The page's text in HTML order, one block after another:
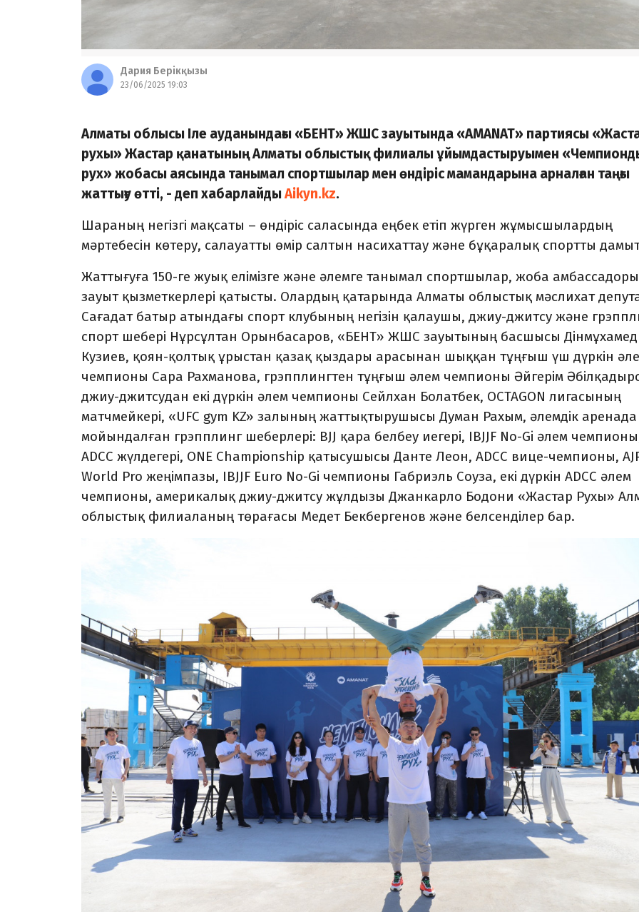
Дария Берікқызы
23/06/2025 19:03
Алматы облысы Іле ауданындағы «БЕНТ» ЖШС зауытында «AMANAT» партиясы
рухы» Жастар қанатының Алматы облыстық филиалы ұйымдастыруымен
рух» жобасы аясында танымал спортшылар мен өндіріс мамандарына арналған таңғы
жаттығу өтті, - деп хабарлайдыAikyn.kz.
Шараның негізгі мақсаты – өндіріс саласында еңбек етіп жүрген жұмысшылардың
мәртебесін көтеру, салауатты өмір салтын насихаттау және бұқаралық спортты
Жаттығуға 150-ге жуық елімізге және әлемге танымал спортшылар, жоба
зауыт қызметкерлері қатысты. Олардың қатарында Алматы облыстық мәслихат
Сағадат батыр атындағы спорт клубының негізін қалаушы, джиу-джитсу және
спорт шебері Нұрсұлтан Орынбасаров, «БЕНТ» ЖШС зауытының басшысы Дінмұхамед
Кузиев, қоян-қолтық ұрыстан қазақ қыздары арасынан шыққан тұңғыш үш дүркін
чемпионы Сара Рахманова, грэпплингтен тұңғыш әлем чемпионы Әйгерім
джиу-джитсудан екі дүркін әлем чемпионы Сейлхан Болатбек, OCTAGON лигасының
матчмейкері, «UFC gym KZ» залының жаттықтырушысы Думан Рахым, әлемдік аренада
мойындалған грэпплинг шеберлері: BJJ қара белбеу иегері, IBJJF No-Gi әлем
ADCC жүлдегері, ONE Championship қатысушысы Данте Леон, ADCC вице-чемпионы,
World Pro жеңімпазы, IBJJF Euro No-Gi чемпионы Габриэль Соуза, екі дүркін ADCC әлем
чемпионы, америкалық джиу-джитсу жұлдызы Джанкарло Бодони «Жастар Рухы»
облыстық филиаланың төрағасы Медет Бекбергенов және белсенділер бар.